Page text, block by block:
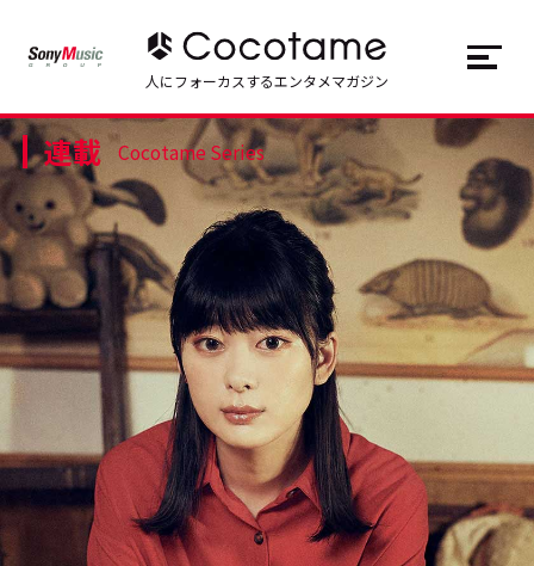
トップ Top
記事一覧 Articles
連載一覧 Series
Cocotameとは About
JP EN
人にフォーカスするエンタメマガジン
連載 Cocotame Series